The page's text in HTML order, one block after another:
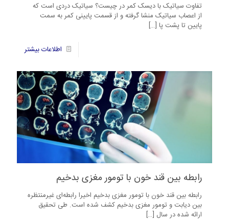
تفاوت سیاتیک با دیسک کمر در چیست؟ سیاتیک دردی است که
از اعصاب سیاتیک منشا گرفته و از قسمت پایینی کمر به سمت
پایین تا پشت پا […]
اطلاعات بیشتر
رابطه بین قند خون با تومور مغزی بدخیم
رابطه بین قند خون با تومور مغزی بدخیم اخیرا رابطه‌ای غیرمنتظره
بین دیابت و تومور مغزی بدخیم کشف شده است. طی تحقیق
ارائه شده در سال […]